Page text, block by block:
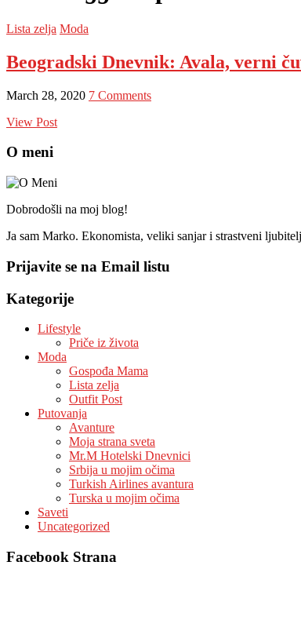
Lista zelja Moda
Beogradski Dnevnik: Avala, verni
March 28, 2020 7 Comments
View Post
O meni
Dobrodošli na moj blog!
Ja sam Marko. Ekonomista, veliki sanjar i strastveni
Prijavite se na Email listu
Kategorije
Lifestyle
Priče iz života
Moda
Gospođa Mama
Lista zelja
Outfit Post
Putovanja
Avanture
Moja strana sveta
Mr.M Hotelski Dnevnici
Srbija u mojim očima
Turkish Airlines avantura
Turska u mojim očima
Saveti
Uncategorized
Facebook Strana